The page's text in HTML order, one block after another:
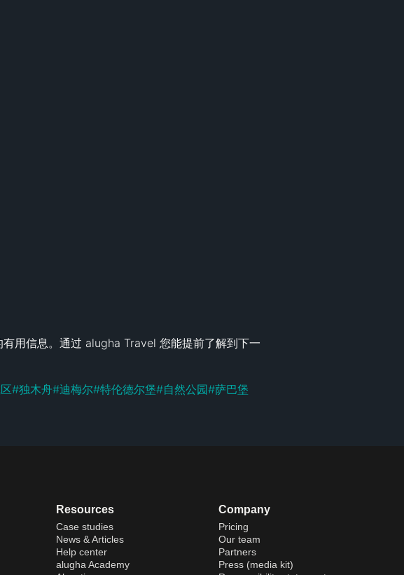
用信息。通过 alugha Travel 您能提前了解到下一
#独木舟#迪梅尔#特伦德尔堡#自然公园#萨巴堡
Resources
Case studies
News & Articles
Help center
alugha Academy
Company
Pricing
Our team
Partners
Press (media kit)